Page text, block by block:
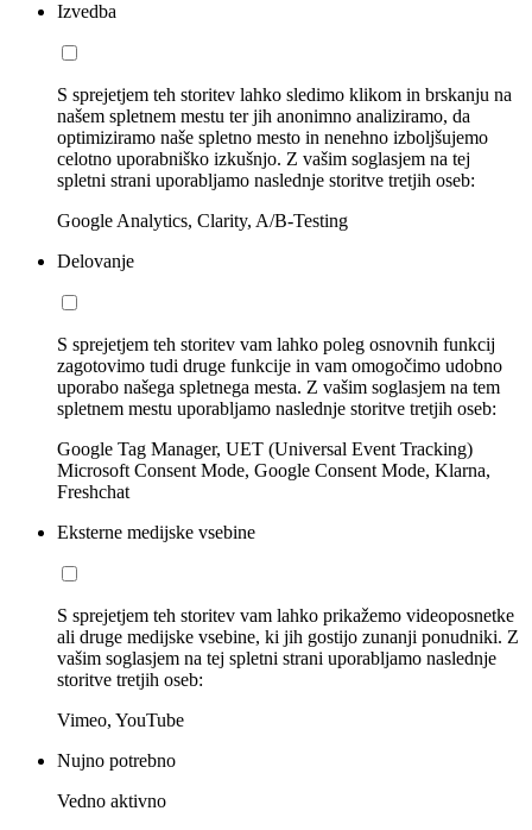
Izvedba
S sprejetjem teh storitev lahko sledimo klikom in brskanju na
našem spletnem mestu ter jih anonimno analiziramo, da
optimiziramo naše spletno mesto in nenehno izboljšujemo
celotno uporabniško izkušnjo. Z vašim soglasjem na tej
spletni strani uporabljamo naslednje storitve tretjih oseb:
Google Analytics, Clarity, A/B-Testing
Delovanje
S sprejetjem teh storitev vam lahko poleg osnovnih funkcij
zagotovimo tudi druge funkcije in vam omogočimo udobno
uporabo našega spletnega mesta. Z vašim soglasjem na tem
spletnem mestu uporabljamo naslednje storitve tretjih oseb:
Google Tag Manager, UET (Universal Event Tracking)
Microsoft Consent Mode, Google Consent Mode, Klarna,
Freshchat
Eksterne medijske vsebine
S sprejetjem teh storitev vam lahko prikažemo videoposnetke
ali druge medijske vsebine, ki jih gostijo zunanji ponudniki. Z
vašim soglasjem na tej spletni strani uporabljamo naslednje
storitve tretjih oseb:
Vimeo, YouTube
Nujno potrebno
Vedno aktivno